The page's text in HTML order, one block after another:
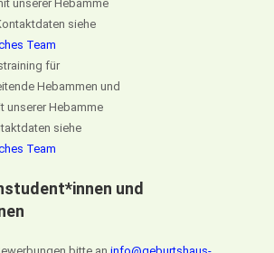
unserer Hebamme
siehe
Team
für
Hebammen und
unserer Hebamme
siehe
Team
und